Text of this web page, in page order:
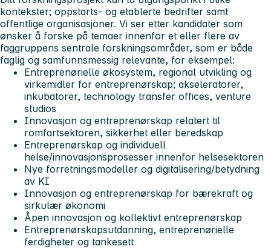
kontekster; oppstarts- og etablerte bedrifter samt
offentlige organisasjoner. Vi ser etter kandidater som
ønsker å forske på temaer innenfor et eller flere av
faggruppens sentrale forskningsområder, som er både
faglig og samfunnsmessig relevante, for eksempel:
Entreprenørielle økosystem, regional utvikling og
virkemidler for entreprenørskap; akseleratorer,
inkubatorer, technology transfer offices, venture
studios
Innovasjon og entreprenørskap relatert til
romfartsektoren, sikkerhet eller beredskap
Entreprenørskap og individuell
helse/innovasjonsprosesser innenfor helsesektoren
Nye forretningsmodeller og digitalisering/betydning
av KI
Innovasjon og entreprenørskap for bærekraft og
sirkulær økonomi
Åpen innovasjon og kollektivt entreprenørskap
Entreprenørskapsutdanning, entreprenørielle
ferdigheter og tankesett